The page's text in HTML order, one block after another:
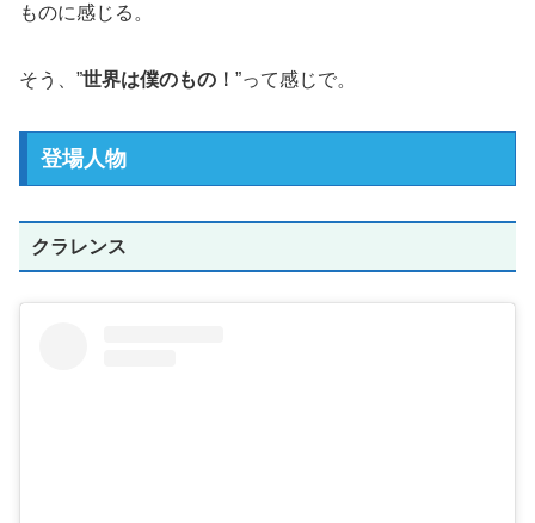
ものに感じる。
そう、”世界は僕のもの！ ”って感じで。
登場人物
クラレンス